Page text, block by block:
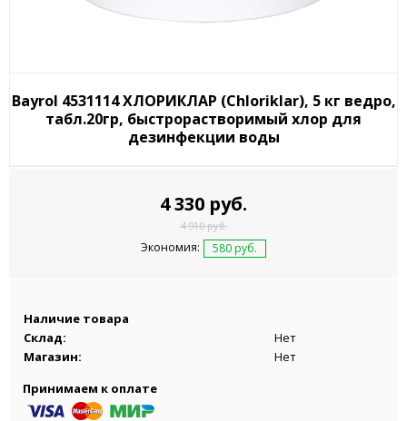
Bayrol 4531114 ХЛОРИКЛАР (Chloriklar), 5 кг ведро,
табл.20гр, быстрорастворимый хлор для
дезинфекции воды
4 330 руб.
4 910 руб.
Экономия: 580 руб.
Наличие товара
Склад:
Нет
Магазин:
Нет
Принимаем к оплате